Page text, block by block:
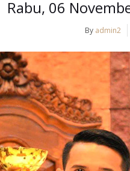
Rabu, 06
By admin2